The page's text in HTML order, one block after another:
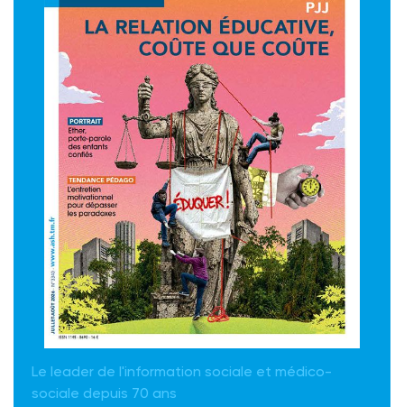
Le leader de l'information sociale et médico-
sociale depuis 70 ans